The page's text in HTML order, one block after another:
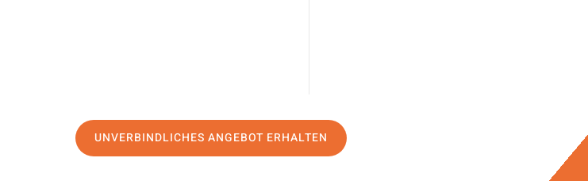
UNVERBINDLICHES ANGEBOT ERHALTEN